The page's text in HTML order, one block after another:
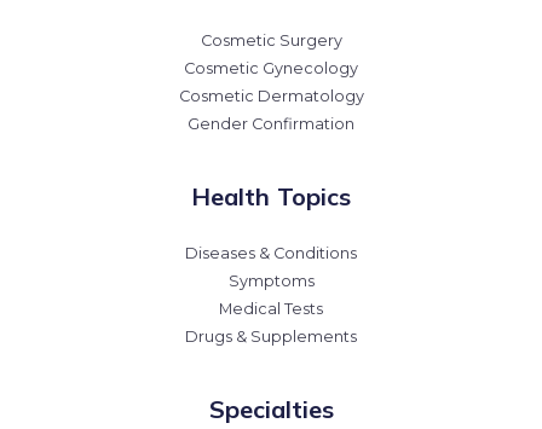
Cosmetic Surgery
Cosmetic Gynecology
Cosmetic Dermatology
Gender Confirmation
Health Topics
Diseases & Conditions
Symptoms
Medical Tests
Drugs & Supplements
Specialties